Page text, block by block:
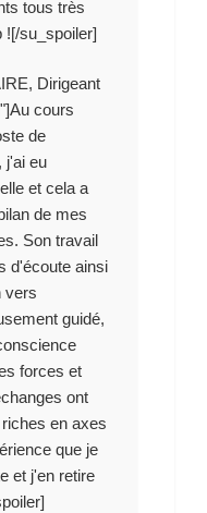
tous très
![/su_spoiler]
Dirigeant
cours
de
j'ai eu
et cela a
de mes
Son travail
d'écoute ainsi
vers
guidé,
forces et
ont
en axes
que je
et j'en retire